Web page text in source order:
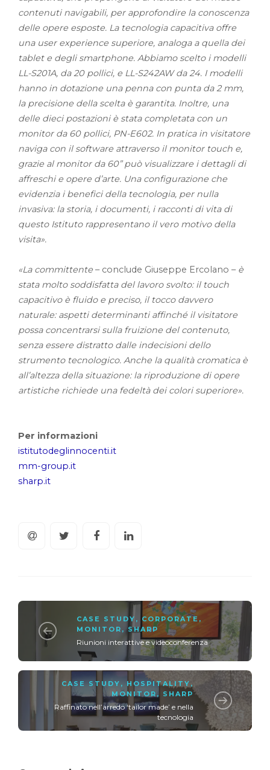
contenuti navigabili, per approfondire la conoscenza
delle opere esposte. La tecnologia capacitiva offre
una user experience superiore, analoga a quella dei
tablet e degli smartphone. Abbiamo scelto i modelli
LL-S201A, da 20 pollici, e LL-S242AW da 24. I modelli
hanno in dotazione una penna con punta da 2 mm,
la precisione della scelta è garantita. Inoltre, una
delle dieci postazioni è stata completata con un
monitor da 60 pollici, PN-E602. In pratica in visitatore
naviga con il software attraverso il monitor touch e,
grazie al monitor da 60” può visualizzare i dettagli di
affreschi e opere d’arte. Una configurazione che
evidenzia i benefici della tecnologia, per nulla
invasiva: la storia, i documenti, i racconti di vita di
questo Istituto rappresentano il vero motivo della
visita».
«La committente – conclude Giuseppe Ercolano –è
stata molto soddisfatta del lavoro svolto: il touch
capacitivo è fluido e preciso, il tocco davvero
naturale: aspetti determinanti affinché il visitatore
possa concentrarsi sulla fruizione del contenuto,
senza essere distratto dalle indecisioni dello
strumento tecnologico. Anche la qualità cromatica è
all’altezza della situazione: la riproduzione di opere
artistiche richiede una fedeltà dei colori superiore».
Per informazioni
istitutodeglinnocenti.it
mm-group.it
sharp.it
CASE STUDY , CORPORATE ,
MONITOR ,SHARP
Riunioni interattive e videoconferenza
CASE STUDY , HOSPITALITY ,
MONITOR , SHARP
Raffinato nell’arredo ‘tailor made’ e nella
tecnologia